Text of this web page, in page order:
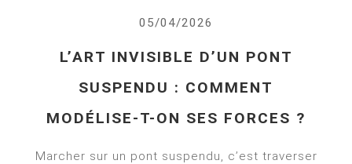
05/04/2026
L’ART INVISIBLE D’UN PONT
SUSPENDU : COMMENT
MODÉLISE-T-ON SES FORCES ?
Marcher sur un pont suspendu, c’est traverser